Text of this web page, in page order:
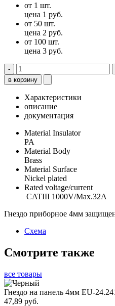
от 1 шт.
цена 1 руб.
от 50 шт.
цена 2 руб.
от 100 шт.
цена 3 руб.
-
в корзину
Характеристики
описание
документация
Material Insulator
PA
Material Body
Brass
Material Surface
Nickel plated
Rated voltage/current
CATIII 1000V/Max.32A
Гнездо приборное 4мм
Схема
Смотрите также
все товары
Гнездо на панель 4мм EU-
47,89 руб.